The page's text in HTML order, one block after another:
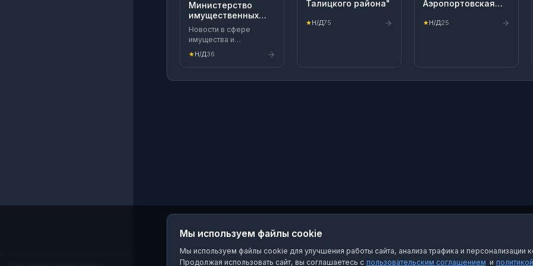
Министерство
имущественных
отношений
Ярославской
области
Новости в сфере
имущества и
земельных отношений,
нововведения
законодательства и
информация о
★ Н/Д36
Талицкого района"
★Н/Д75
Аэропортовская
★Н/Д25
Мы используем файлы cookie
Мы используем файлы cookie для улучшения работы сайта, анализа трафика и персонализации
Продолжая использовать сайт, вы соглашаетесь с пользовательским соглашением и политикой